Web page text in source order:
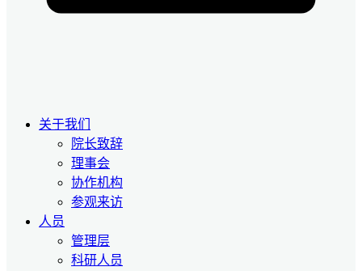
关于我们
院长致辞
理事会
协作机构
参观来访
人员
管理层
科研人员